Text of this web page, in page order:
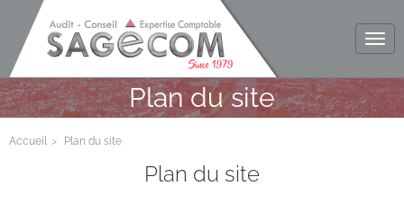
Plan du site
Accueil Plan du site
Plan du site